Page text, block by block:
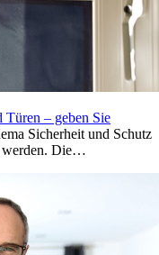
Türen – geben Sie
Sicherheit und Schutz
werden. Die…